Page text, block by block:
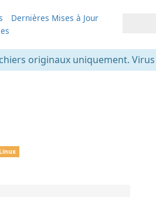
Dernières Mises à Jour
originaux uniquement.
Linux